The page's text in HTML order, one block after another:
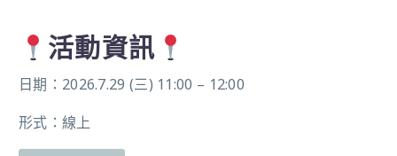
活動資訊
日期：2026.7.29 (三) 11:00 – 12:00
形式：線上